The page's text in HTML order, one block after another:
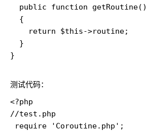
  public function getRoutine()
  {
    return $this->routine;
  }
}
测试代码：
<?php
//test.php
require 'Coroutine.php';